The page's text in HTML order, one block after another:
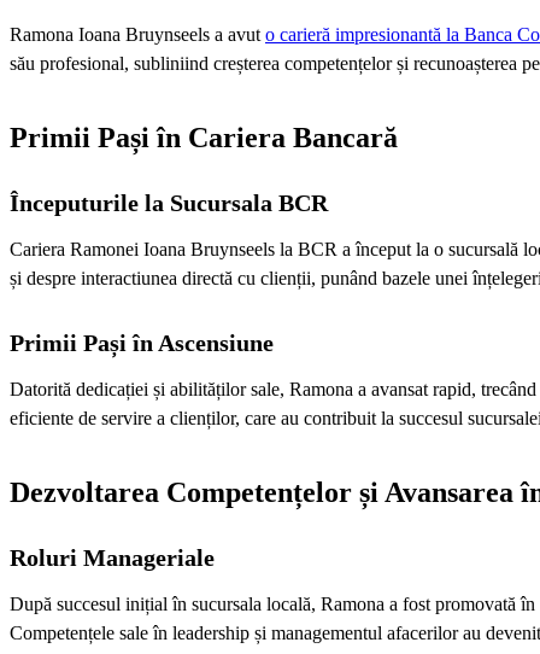
Ramona Ioana Bruynseels a avuto carieră impresionantă la Banca
său profesional, subliniind creșterea competențelor și recunoașterea
Primii Pași în Cariera Bancară
Începuturile la Sucursala BCR
Cariera Ramonei Ioana Bruynseels la BCR a început la o sucursală
și despre interactiunea directă cu clienții, punând bazele unei
Primii Pași în Ascensiune
Datorită dedicației și abilităților sale, Ramona a avansat rapid,
eficiente de servire a clienților, care au contribuit la succesul
Dezvoltarea Competențelor și Avansarea
Roluri Manageriale
După succesul inițial în sucursala locală, Ramona a fost promovată
Competențele sale în leadership și managementul afacerilor au